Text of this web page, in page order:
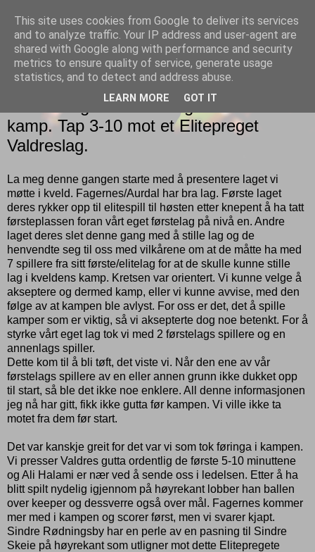
Gutt
Tøft for lag 4 i vårsesongens siste
kamp. Tap 3-10 mot et Elitepreget
Valdreslag.
La meg denne gangen starte med å presentere laget vi
møtte i kveld. Fagernes/Aurdal har bra lag. Første laget
deres rykker opp til elitespill til høsten etter knepent å ha tatt
førsteplassen foran vårt eget førstelag på nivå en. Andre
laget deres slet denne gang med å stille lag og de
henvendte seg til oss med vilkårene om at de måtte ha med
7 spillere fra sitt første/elitelag for at de skulle kunne stille
lag i kveldens kamp. Kretsen var orientert. Vi kunne velge å
akseptere og dermed kamp, eller vi kunne avvise, med den
følge av at kampen ble avlyst. For oss er det, det å spille
kamper som er viktig, så vi aksepterte dog noe betenkt. For å
styrke vårt eget lag tok vi med 2 førstelags spillere og en
annenlags spiller.
Dette kom til å bli tøft, det viste vi. Når den ene av vår
førstelags spillere av en eller annen grunn ikke dukket opp
til start, så ble det ikke noe enklere. All denne informasjonen
jeg nå har gitt, fikk ikke gutta før kampen. Vi ville ikke ta
motet fra dem før start.
Det var kanskje greit for det var vi som tok føringa i kampen.
Vi presser Valdres gutta ordentlig de første 5-10 minuttene
og Ali Halami er nær ved å sende oss i ledelsen. Etter å ha
blitt spilt nydelig igjennom på høyrekant lobber han ballen
over keeper og dessverre også over mål. Fagernes kommer
mer med i kampen og scorer først, men vi svarer kjapt.
Sindre Rødningsby har en perle av en pasning til Sindre
Skeie på høyrekant som utligner mot dette Elitepregete
This site uses cookies from Google to deliver its services
and to analyze traffic. Your IP address and user-agent are
shared with Google along with performance and security
metrics to ensure quality of service, generate usage
statistics, and to detect and address abuse.
LEARN MORE GOT IT